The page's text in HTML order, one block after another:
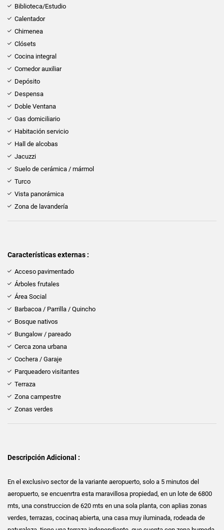
Biblioteca/Estudio
Calentador
Chimenea
Clósets
Cocina integral
Comedor auxiliar
Depósito
Despensa
Doble Ventana
Gas domiciliario
Habitación servicio
Hall de alcobas
Jacuzzi
Suelo de cerámica / mármol
Turco
Vista panorámica
Zona de lavandería
Características externas :
Acceso pavimentado
Árboles frutales
Área Social
Barbacoa / Parrilla / Quincho
Bosque nativos
Bungalow / pareado
Cerca zona urbana
Cochera / Garaje
Parqueadero visitantes
Terraza
Zona campestre
Zonas verdes
Descripción Adicional :
En el exclusivo sector de la variante aeropuerto, solo a 5 minutos del
aeropuerto, se encuenrtra esta maravillosa propiedad, en un lote de 6800
mts, una construccion de 620 mts en una sola planta, con aplias zonas
verdes, terrazas, cocinaq abierta, una casa muy iluminada, rodeada de